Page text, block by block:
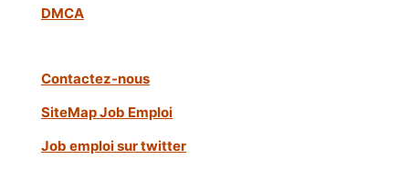
DMCA
Contactez-nous
SiteMap Job Emploi
Job emploi sur twitter